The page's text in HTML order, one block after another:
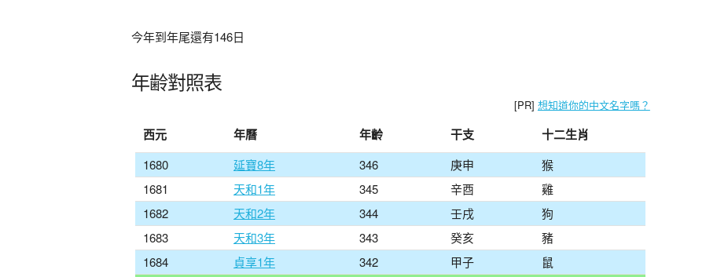
今年到年尾還有146日
年齢對照表
[PR] 想知道你的中文名字嗎？
西元 年曆 年齡 干支 十二生肖
1680 延寶8年 346 庚申
猴
1681
天和1年 345 辛酉
雞
1682
天和2年 344 壬戌
狗
1683
天和3年 343 癸亥
豬
1684
貞享1年 342 甲子 鼠